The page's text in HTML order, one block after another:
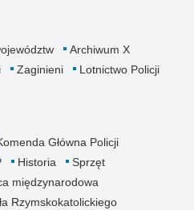
Archiwum X
Zaginieni
Lotnictwo Policji
Główna Policji
Historia
Sprzęt
międzynarodowa
Rzymskokatolickiego